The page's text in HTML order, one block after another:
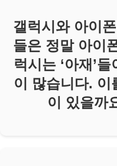
갤럭시와 아이
들은 정말 아이
럭시는 ‘아재’
이 많습니다. 이
이 있을까